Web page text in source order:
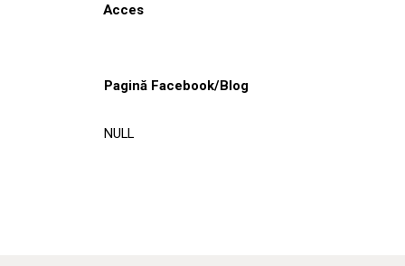
Acces
Pagină Facebook/Blog
NULL